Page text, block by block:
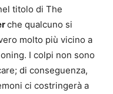
titolo di The
che qualcuno si
molto più vicino a
I colpi non sono
di conseguenza,
ci costringerà a